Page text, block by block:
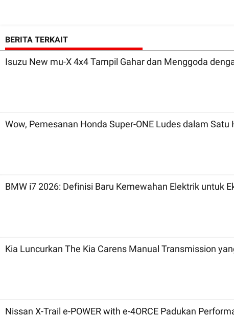
BERITA TERKAIT
Isuzu New mu-X 4x4 Tampil Gahar dan Menggoda
Wow, Pemesanan Honda Super-ONE Ludes dalam Satu
BMW i7 2026: Definisi Baru Kemewahan Elektrik untuk
Kia Luncurkan The Kia Carens Manual Transmission
Nissan X-Trail e-POWER with e-4ORCE Padukan